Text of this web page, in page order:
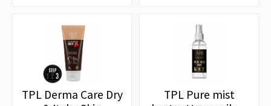
TPL Derma Care Dry
TPL Pure mist